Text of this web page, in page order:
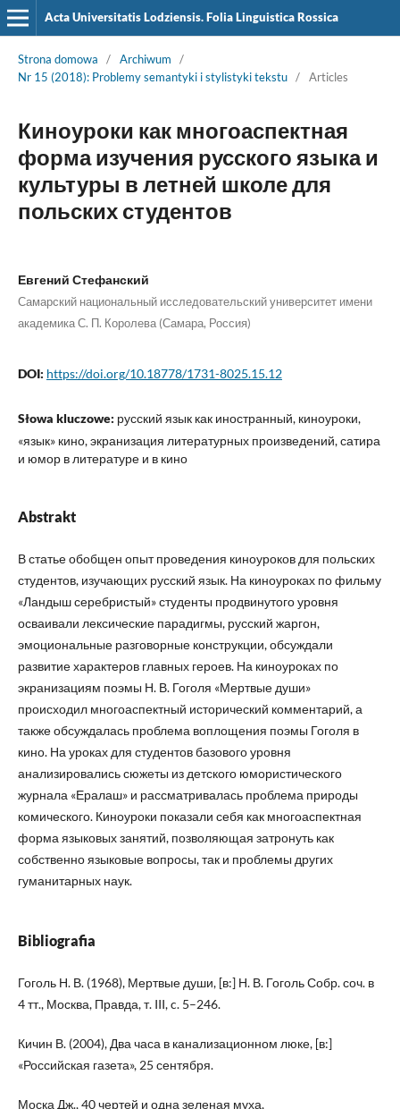
Acta Universitatis Lodziensis. Folia Linguistica Rossica
Strona domowa / Archiwum
/
Nr 15 (2018): Problemy semantyki i stylistyki tekstu / Articles
Киноуроки как многоаспектная
форма изучения русского языка и
культуры в летней школе для
польских студентов
Евгений Стефанский
Самарский национальный исследовательский университет имени
академика С. П. Королева (Самара, Россия)
DOI: https://doi.org/10.18778/1731-8025.15.12
Słowa kluczowe: русский язык как иностранный, киноуроки,
«язык» кино, экранизация литературных произведений, сатира
и юмор в литературе и в кино
Abstrakt
В статье обобщен опыт проведения киноуроков для польских
студентов, изучающих русский язык. На киноуроках по фильму
«Ландыш серебристый» студенты продвинутого уровня
осваивали лексические парадигмы, русский жаргон,
эмоциональные разговорные конструкции, обсуждали
развитие характеров главных героев. На киноуроках по
экранизациям поэмы Н. В. Гоголя «Мертвые души»
происходил многоаспектный исторический комментарий, а
также обсуждалась проблема воплощения поэмы Гоголя в
кино. На уроках для студентов базового уровня
анализировались сюжеты из детского юмористического
журнала «Ералаш» и рассматривалась проблема природы
комического. Киноуроки показали себя как многоаспектная
форма языковых занятий, позволяющая затронуть как
собственно языковые вопросы, так и проблемы других
гуманитарных наук.
Bibliografia
Гоголь Н. В. (1968), Мертвые души, [в:] Н. В. Гоголь Собр. соч. в
4 тт., Москва, Правда, т. III, c. 5–246.
Кичин В. (2004), Два часа в канализационном люке, [в:]
«Российская газета», 25 сентября.
Моска Дж., 40 чертей и одна зеленая муха,